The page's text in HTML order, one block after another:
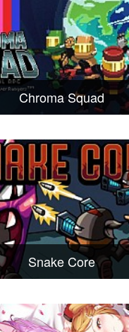
Chroma Squad
Snake Core